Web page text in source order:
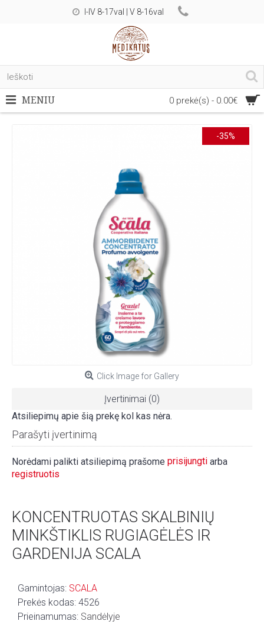
I-IV 8-17val | V 8-16val
0 prekė(s) - 0.00€
MENIU
-35%
Click Image for Gallery
Įvertinimai (0)
Atsiliepimų apie šią prekę kol kas nėra.
Parašyti įvertinimą
Norėdami palikti atsiliepimą prašome prisijungti arba
registruotis
KONCENTRUOTAS SKALBINIŲ
MINKŠTIKLIS RUGIAGĖLĖS IR
GARDENIJA SCALA
Gamintojas: SCALA
Prekės kodas: 4526
Prieinamumas: Sandėlyje